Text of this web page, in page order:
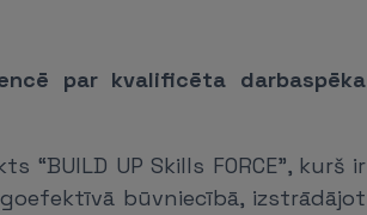
par kvalificēta darbaspēka
UP Skills FORCE”, kurš ir
būvniecībā, izstrādājot